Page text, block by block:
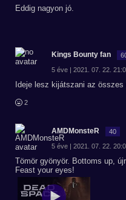
Eddig nagyon jó.
Kings Bounty fan
5 éve | 2021. 07. 22.
Ideje lesz kijátszani az
2
AMDMonsteR 40
5 éve | 2021. 07. 22.
Tömör gyönyör. Bottoms up,
Feast your eyes!